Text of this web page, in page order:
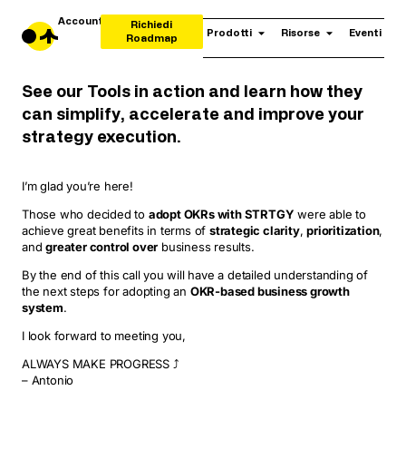
Prodotti Risorse Eventi
Account
Richiedi
Roadmap
See our Tools in action and learn how they
can simplify, accelerate and improve your
strategy execution.
I’m glad you’re here!
Those who decided to adopt OKRs with STRTGY were able to
achieve great benefits in terms ofstrategic clarity,prioritization,
andgreater control over business results.
By the end of this call you will have a detailed understanding of
the next steps for adopting an OKR-based business growth
system.
I look forward to meeting you,
ALWAYS MAKE PROGRESS ⤴
– Antonio